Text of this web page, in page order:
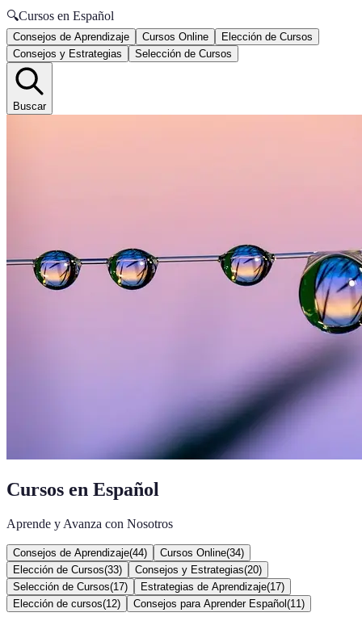
🔍Cursos en Español
Consejos de Aprendizaje Cursos Online
Elección de Cursos
Consejos y Estrategias
Selección de Cursos
Buscar
Cursos en Español
Aprende y Avanza con Nosotros
Consejos de Aprendizaje(44) Cursos Online(34)
Elección de Cursos(33) Consejos y Estrategias(20)
Selección de Cursos(17) Estrategias de Aprendizaje(17)
Elección de cursos(12) Consejos para Aprender Español (11 )